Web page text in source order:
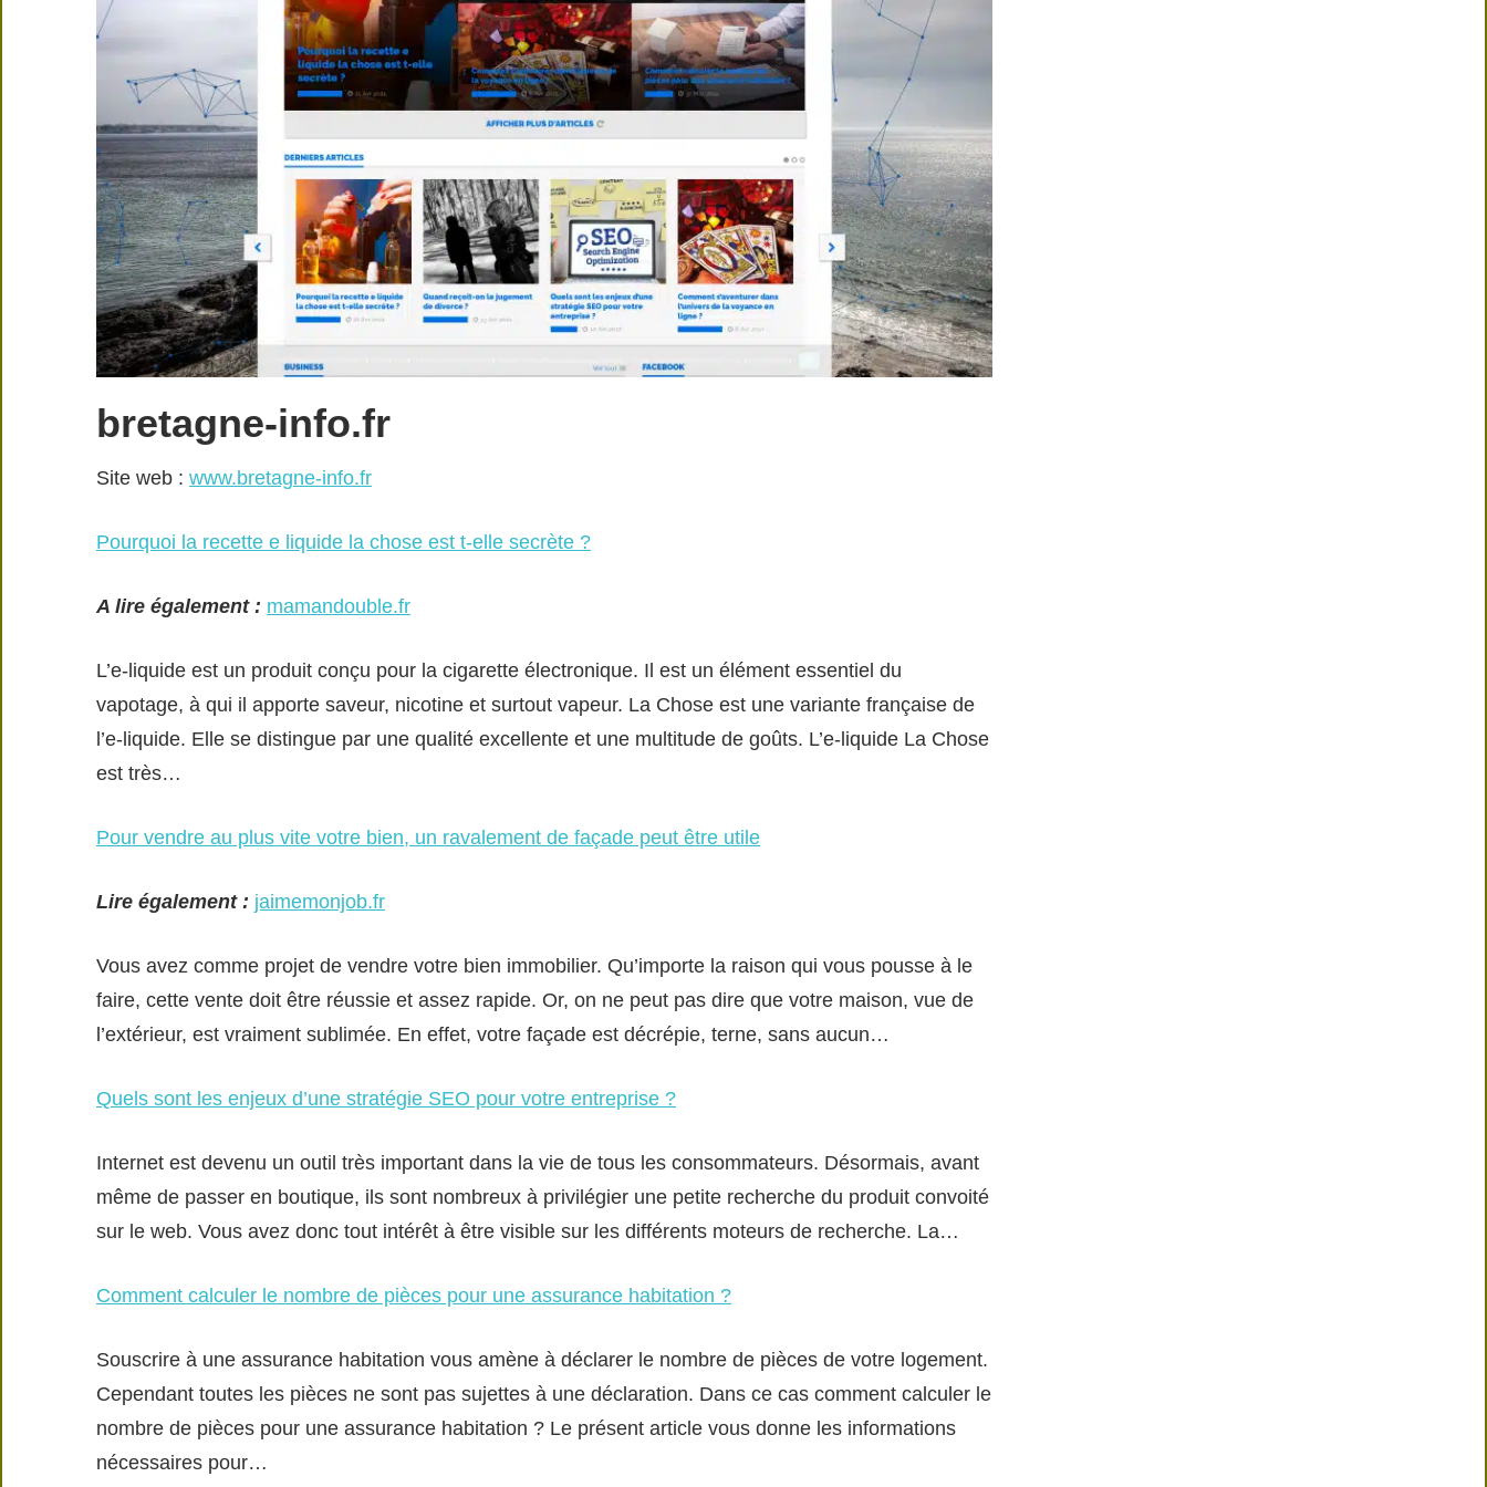
bretagne-info.fr
Site web : www.bretagne-info.fr
Pourquoi la recette e liquide la chose est t-elle secrète ?
A lire également : mamandouble.fr
L’e-liquide est un produit conçu pour la cigarette électronique. Il est un élément essentiel du
vapotage, à qui il apporte saveur, nicotine et surtout vapeur. La Chose est une variante française de
l’e-liquide. Elle se distingue par une qualité excellente et une multitude de goûts. L’e-liquide La Chose
est très…
Pour vendre au plus vite votre bien, un ravalement de façade peut être utile
Lire également : jaimemonjob.fr
Vous avez comme projet de vendre votre bien immobilier. Qu’importe la raison qui vous pousse à le
faire, cette vente doit être réussie et assez rapide. Or, on ne peut pas dire que votre maison, vue de
l’extérieur, est vraiment sublimée. En effet, votre façade est décrépie, terne, sans aucun…
Quels sont les enjeux d’une stratégie SEO pour votre entreprise ?
Internet est devenu un outil très important dans la vie de tous les consommateurs. Désormais, avant
même de passer en boutique, ils sont nombreux à privilégier une petite recherche du produit convoité
sur le web. Vous avez donc tout intérêt à être visible sur les différents moteurs de recherche. La…
Comment calculer le nombre de pièces pour une assurance habitation ?
Souscrire à une assurance habitation vous amène à déclarer le nombre de pièces de votre logement.
Cependant toutes les pièces ne sont pas sujettes à une déclaration. Dans ce cas comment calculer le
nombre de pièces pour une assurance habitation ? Le présent article vous donne les informations
nécessaires pour…